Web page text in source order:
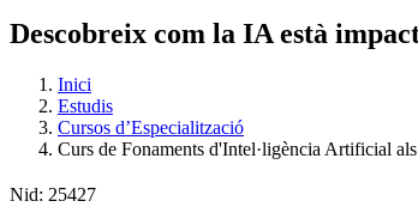
Descobreix com la IA està
Inici
Estudis
Cursos d’Especialització
Curs de Fonaments d'Intel·ligència Artificial
Nid: 25427